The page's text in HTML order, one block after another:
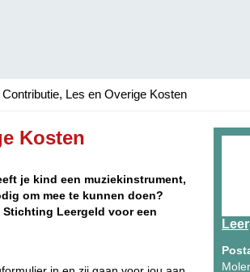
Les en Overige Kosten
Kosten
je kind een muziekinstrument,
om mee te kunnen doen?
Leergeld voor een